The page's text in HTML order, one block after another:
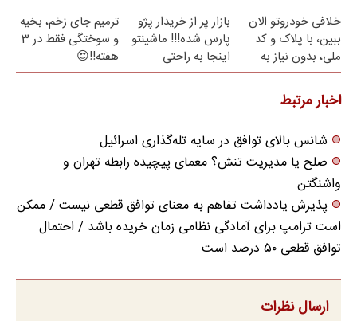
خلافی خودروتو الان
ببین، با پلاک و کد
ملی، بدون نیاز به
مراجعه حضوری
بازار پر از خریدار پژو
پارس شده!!! ماشینتو
اینجا به راحتی
بفروش
ترمیم جای زخم، بخیه
و سوختگی فقط در 3
هفته!!😍
اخبار مرتبط
شانس بالای توافق در سایه تله‌گذاری اسرائیل
صلح یا مدیریت تنش؟ معمای پیچیده رابطه تهران و
واشنگتن
پذیرش یادداشت تفاهم به معنای توافق قطعی نیست / ممکن
است ترامپ برای آمادگی نظامی زمان خریده باشد / احتمال
توافق قطعی ۵۰ درصد است
ارسال نظرات